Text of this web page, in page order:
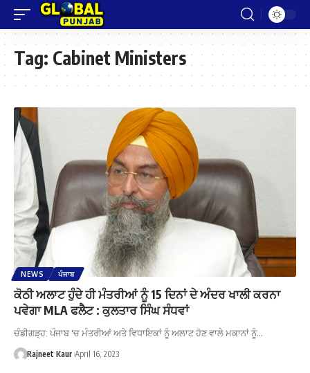
Tag: Cabinet Ministers
NEWS ਪੰਜਾਬ
ਕੋਠੀ ਅਲਾਟ ਹੁੰਦੇ ਹੀ ਮੰਤਰੀਆਂ ਨੂੰ 15 ਦਿਨਾਂ ਦੇ ਅੰਦਰ ਖਾਲੀ ਕਰਨਾ
ਪਵੇਗਾ MLA ਫਲੈਟ : ਕੁਲਤਾਰ ਸਿੰਘ ਸੰਧਵਾਂ
ਚੰਡੀਗੜ੍ਹ: ਪੰਜਾਬ 'ਚ ਮੰਤਰੀਆਂ ਅਤੇ ਵਿਧਾਇਕਾਂ ਨੂੰ ਅਲਾਟ ਹੋਣ ਵਾਲੇ ਮਕਾਨਾਂ ਨੂੰ…
Rajneet Kaur April 16, 2023